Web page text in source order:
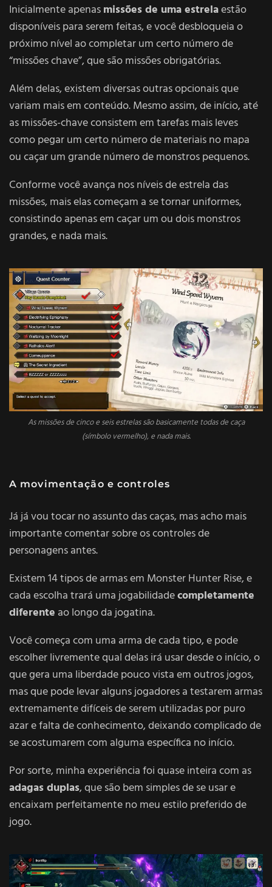
Inicialmente apenasmissões de uma estrelaestão
disponíveis para serem feitas, e você desbloqueia o
próximo nível ao completar um certo número de
“missões chave”, que são missões obrigatórias.
Além delas, existem diversas outras opcionais que
variam mais em conteúdo. Mesmo assim, de início, até
as missões-chave consistem em tarefas mais leves
como pegar um certo número de materiais no mapa
ou caçar um grande número de monstros pequenos.
Conforme você avança nos níveis de estrela das
missões, mais elas começam a se tornar uniformes,
consistindo apenas em caçar um ou dois monstros
grandes, e nada mais.
As missões de cinco e seis estrelas são basicamente todas de caça
(símbolo vermelho), e nada mais.
A movimentação e controles
Já já vou tocar no assunto das caças, mas acho mais
importante comentar sobre os controles de
personagens antes.
Existem 14 tipos de armas em Monster Hunter Rise, e
cada escolha trará uma jogabilidadecompletamente
diferente ao longo da jogatina.
Você começa com uma arma de cada tipo, e pode
escolher livremente qual delas irá usar desde o início, o
que gera uma liberdade pouco vista em outros jogos,
mas que pode levar alguns jogadores a testarem armas
extremamente difíceis de serem utilizadas por puro
azar e falta de conhecimento, deixando complicado de
se acostumarem com alguma específica no início.
Por sorte, minha experiência foi quase inteira com as
adagas duplas, que são bem simples de se usar e
encaixam perfeitamente no meu estilo preferido de
jogo.